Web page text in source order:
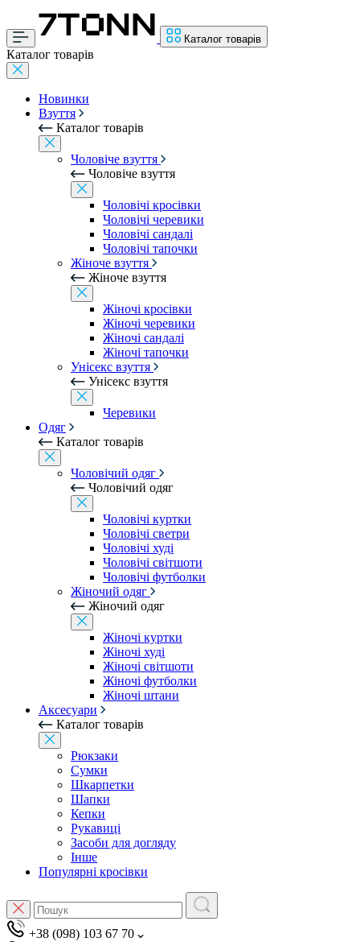
Каталог товарів
Каталог товарів
Новинки
Взуття
Каталог товарів
Чоловіче взуття
Чоловіче взуття
Чоловічі кросівки
Чоловічі черевики
Чоловічі сандалі
Чоловічі тапочки
Жіноче взуття
Жіноче взуття
Жіночі кросівки
Жіночі черевики
Жіночі сандалі
Жіночі тапочки
Унісекс взуття
Унісекс взуття
Черевики
Одяг
Каталог товарів
Чоловічий одяг
Чоловічий одяг
Чоловічі куртки
Чоловічі светри
Чоловічі худі
Чоловічі світшоти
Чоловічі футболки
Жіночий одяг
Жіночий одяг
Жіночі куртки
Жіночі худі
Жіночі світшоти
Жіночі футболки
Жіночі штани
Аксесуари
Каталог товарів
Рюкзаки
Сумки
Шкарпетки
Шапки
Кепки
Рукавиці
Засоби для догляду
Інше
Популярні кросівки
+38 (098) 103 67 70